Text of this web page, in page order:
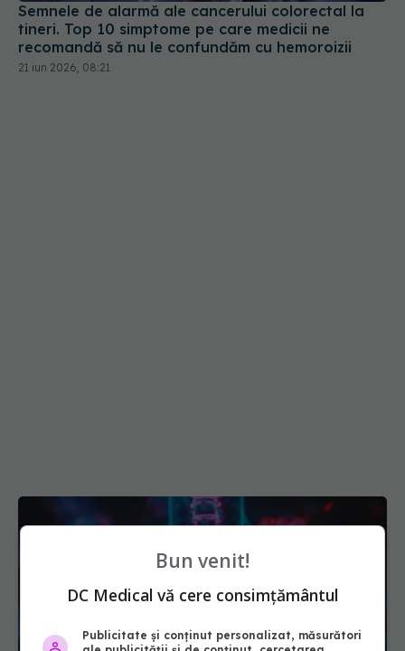
Semnele de alarmă ale cancerului colorectal la
tineri. Top 10 simptome pe care medicii ne
recomandă să nu le confundăm cu hemoroizii
21 iun 2026, 08:21
Bun venit!
DC Medical vă cere consimțământul
Publicitate și conținut personalizat, măsurători